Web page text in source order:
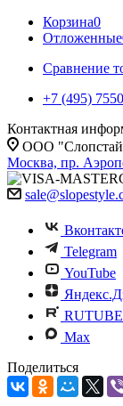
Корзина0
Отложенные
Сравнение
+7 (495)
Контактная
ООО
Москва, пр.
Telegram
YouTube
RUTUBE
Max
Поделиться